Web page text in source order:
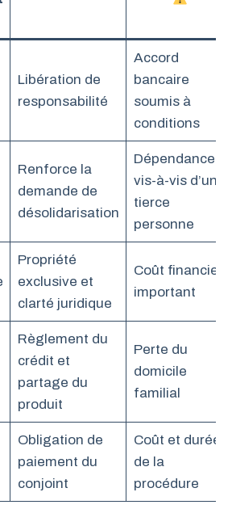
Libération de
responsabilité
Accord
bancaire
soumis à
conditions
Renforce la
demande de
désolidarisation
Dépendance
vis-à-vis d’une
tierce
personne
Propriété
exclusive et
clarté juridique
Coût financier
important
Règlement du
crédit et
partage du
produit
Perte du
domicile
familial
Obligation de
paiement du
conjoint
Coût et durée
de la
procédure